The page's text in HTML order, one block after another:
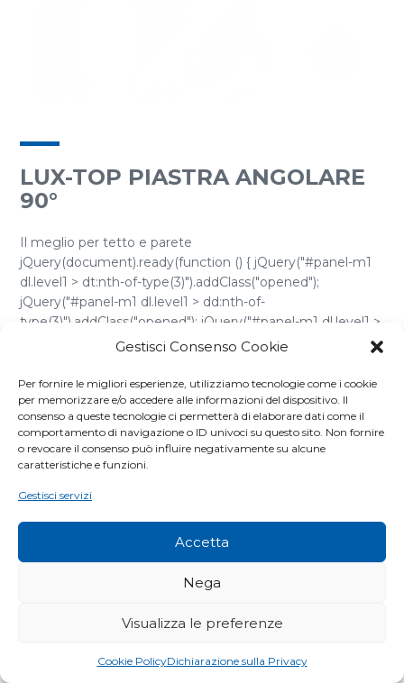
Gestisci Consenso Cookie
Per fornire le migliori esperienze, utilizziamo tecnologie come i cookie
per memorizzare e/o accedere alle informazioni del dispositivo. Il
consenso a queste tecnologie ci permetterà di elaborare dati come il
comportamento di navigazione o ID univoci su questo sito. Non fornire
o revocare il consenso può influire negativamente su alcune
caratteristiche e funzioni.
Gestisci servizi
Accetta
Nega
Visualizza le preferenze
Cookie PolicyDichiarazione sulla Privacy
LUX-TOP PIASTRA ANGOLARE
90°
Il meglio per tetto e parete
jQuery(document).ready(function () { jQuery("#panel-m1
dl.level1 > dt:nth-of-type(3)").addClass("opened");
jQuery("#panel-m1 dl.level1 > dd:nth-of-
type(3)").addClass("opened"); jQuery("#panel-m1 dl.level1 >
dd:nth-of-type(3) > dl.level2 > dt:nth-of-
dd:nth-of-type(3) > dl.level2 > dd:nth-of-
type(1)").addClass("opened"); }); Sicurezza Residenziale
Ventilazione, impermeabilità, ermeticità Elementi per la
ventilazione Sottocolmi ventilati Accessori per la
ventilazione Raccordi per camino e parete Schermi [...]